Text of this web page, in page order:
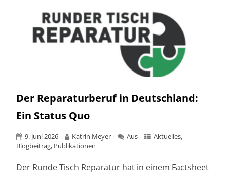
Der Reparaturberuf in Deutschland:
Ein Status Quo
9. Juni 2026 Katrin Meyer Aus Aktuelles,
Blogbeitrag, Publikationen
Der Runde Tisch Reparatur hat in einem Factsheet